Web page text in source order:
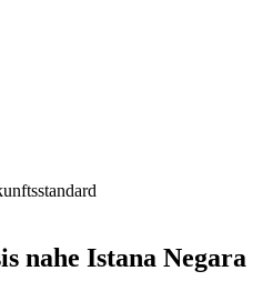
nahe Istana Negara